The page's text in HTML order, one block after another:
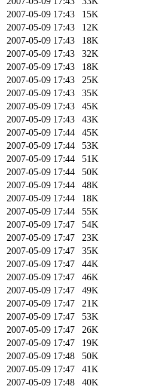
2007-05-09 17:43
15K
2007-05-09 17:43
12K
2007-05-09 17:43
18K
2007-05-09 17:43
32K
2007-05-09 17:43
18K
2007-05-09 17:43
25K
2007-05-09 17:43
35K
2007-05-09 17:43
45K
2007-05-09 17:43
43K
2007-05-09 17:44
45K
2007-05-09 17:44
53K
2007-05-09 17:44
51K
2007-05-09 17:44
50K
2007-05-09 17:44
48K
2007-05-09 17:44
18K
2007-05-09 17:44
55K
2007-05-09 17:47
54K
2007-05-09 17:47
23K
2007-05-09 17:47
35K
2007-05-09 17:47
44K
2007-05-09 17:47
46K
2007-05-09 17:47
49K
2007-05-09 17:47
21K
2007-05-09 17:47
53K
2007-05-09 17:47
26K
2007-05-09 17:47
19K
2007-05-09 17:48
50K
2007-05-09 17:47
41K
2007-05-09 17:48
40K